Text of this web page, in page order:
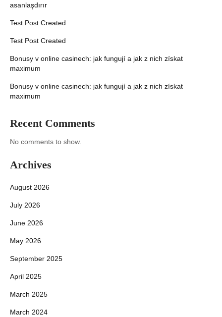
asanlaşdırır
Test Post Created
Test Post Created
Bonusy v online casinech: jak fungují a jak z nich získat
maximum
Bonusy v online casinech: jak fungují a jak z nich získat
maximum
Recent Comments
No comments to show.
Archives
August 2026
July 2026
June 2026
May 2026
September 2025
April 2025
March 2025
March 2024